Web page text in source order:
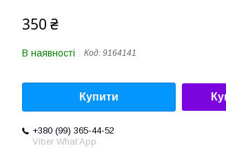
350 ₴
В наявності Код: 9164141
Купити
+380 (99) 365-44-52
Viber What’App